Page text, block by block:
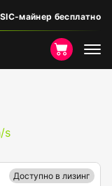
майнер бесплатно
s
Доступно в лизинг